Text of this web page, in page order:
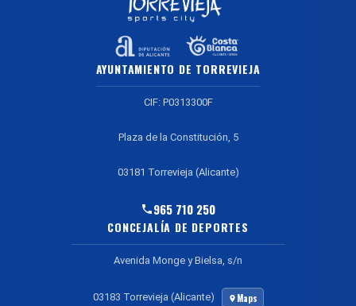
AYUNTAMIENTO DE TORREVIEJA
CIF: P0313300F
Plaza de la Constitución, 5
03181 Torrevieja (Alicante)
965 710 250
CONCEJALÍA DE DEPORTES
Avenida Monge y Bielsa, s/n
03183 Torrevieja (Alicante) Maps